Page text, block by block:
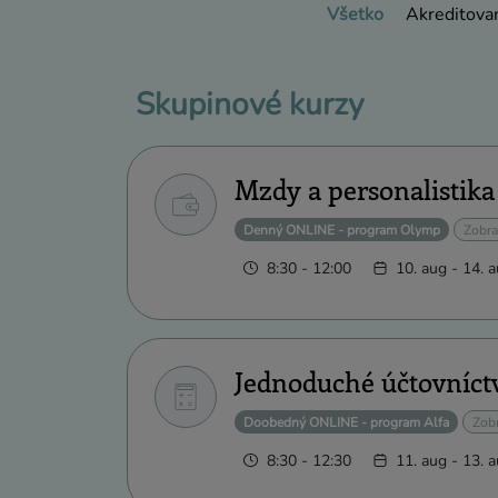
Všetko
Skupinové kurzy
Mzdy a personalistika
Denný ONLINE - program Olymp
8:30 - 12:00 10. aug - 14.
Jednoduché
Doobedný ONLINE - program Alfa
8:30 - 12:30 11. aug - 13.